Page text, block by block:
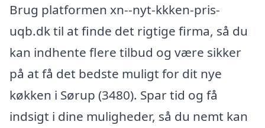
Brug platformen xn--nyt-kkken-pris-
uqb.dk til at finde det rigtige firma, så du
kan indhente flere tilbud og være sikker
på at få det bedste muligt for dit nye
køkken i Sørup (3480). Spar tid og få
indsigt i dine muligheder, så du nemt kan